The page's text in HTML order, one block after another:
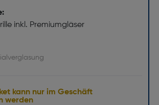
inkl. Premiumgläser
kann nur im Geschäft
werden